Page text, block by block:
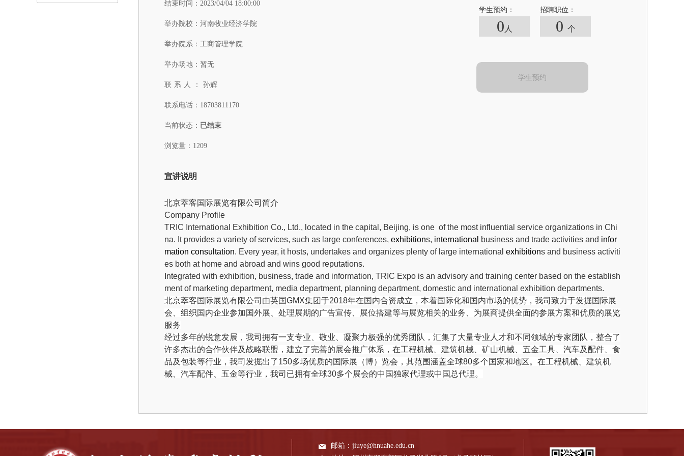
结束时间： 2023/04/04 18:00:00
举办院校： 河南牧业经济学院
举办院系： 工商管理学院
举办场地： 暂无
联系人： 孙辉
联系电话： 18703811170
当前状态： 已结束
浏览量：1209
学生预约：
0 人
招聘职位：
0 个
学生预约
宣讲说明
北京萃客国际展览有限公司简介
Company Profile
TRIC International Exhibition Co., Ltd., located in the capital, Beijing, is one of the most influential service organizations in Chi
na. It provides a variety of services, such as large conferences, exhibitions, international business and trade activities and infor
mation consultation. Every year, it hosts, undertakes and organizes plenty of large international exhibitions and business activiti
es both at home and abroad and wins good reputations.
Integrated with exhibition, business, trade and information, TRIC Expo is an advisory and training center based on the establish
ment of marketing department, media department, planning department, domestic and international exhibition departments.
北京萃客国际展览有限公司由英国GMX集团于2018年在国内合资成立，本着国际化和国内市场的优势，我司致力于发掘国际展
会、组织国内企业参加国外展、处理展期的广告宣传、展位搭建等与展览相关的业务、为展商提供全面的参展方案和优质的展览
服务
经过多年的锐意发展，我司拥有一支专业、敬业、凝聚力极强的优秀团队，汇集了大量专业人才和不同领域的专家团队，整合了
许多杰出的合作伙伴及战略联盟，建立了完善的展会推广体系，在工程机械、 建筑机械、 矿山机械 、五金工具、汽车及配件、食
品及包装等行业，我司发掘出了150多场优质的国际展（博）览会，其范围涵盖全球80多个国家和地区。在工程机械、 建筑机
械、 汽车配件、五金等行业，我司已拥有全球30多个展会的中国独家代理或中国总代理。
邮箱： jiuye@hnuahe.edu.cn